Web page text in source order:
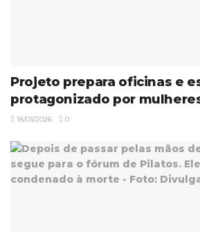
Projeto prepara oficinas e
protagonizado por
18/03/2026 0